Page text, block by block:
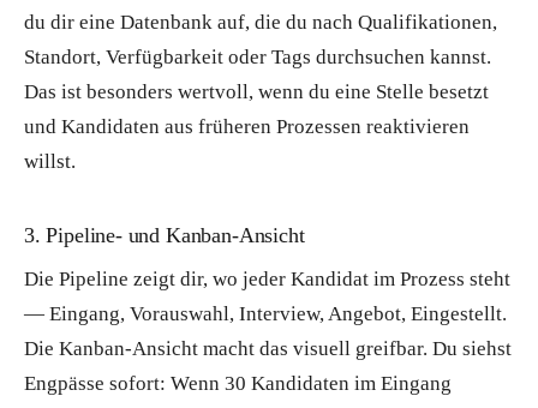
du dir eine Datenbank auf, die du nach Qualifikationen,
Standort, Verfügbarkeit oder Tags durchsuchen kannst.
Das ist besonders wertvoll, wenn du eine Stelle besetzt
und Kandidaten aus früheren Prozessen reaktivieren
willst.
3. Pipeline- und Kanban-Ansicht
Die Pipeline zeigt dir, wo jeder Kandidat im Prozess steht
— Eingang, Vorauswahl, Interview, Angebot, Eingestellt.
Die Kanban-Ansicht macht das visuell greifbar. Du siehst
Engpässe sofort: Wenn 30 Kandidaten im Eingang